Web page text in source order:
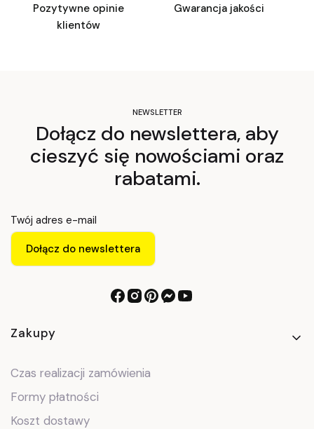
Pozytywne opinie
klientów
Gwarancja jakości
NEWSLETTER
Dołącz do newslettera, aby
cieszyć się nowościami oraz
rabatami.
Twój adres e-mail
Dołącz do newslettera
Linki w stopce
Zakupy
Czas realizacji zamówienia
Formy płatności
Koszt dostawy